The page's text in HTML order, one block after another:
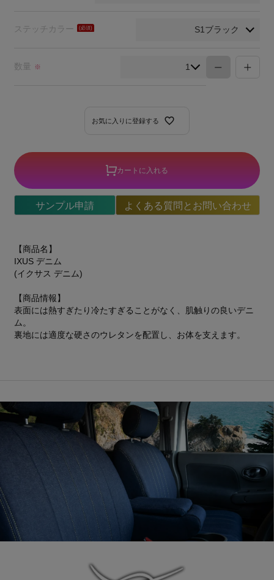
ステッチカラー
お気に入りに登録する
数量 ※
カートに入れる
サンプル申請 よくある質問とお問い合わせ
【商品名】
IXUS デニム
(イクサス デニム)
【商品情報】
表面には熱すぎたり冷たすぎることがなく、肌触りの良いデニ
ム。
裏地には適度な硬さのウレタンを配置し、お体を支えます。